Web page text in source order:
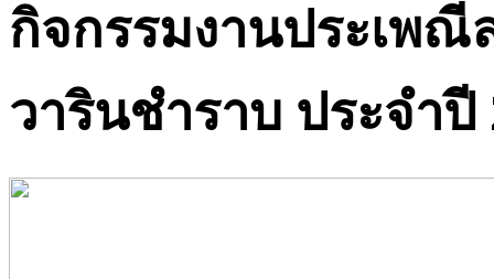
กิจกรรมงานประเพณี
วารินชำราบ ประจำปี